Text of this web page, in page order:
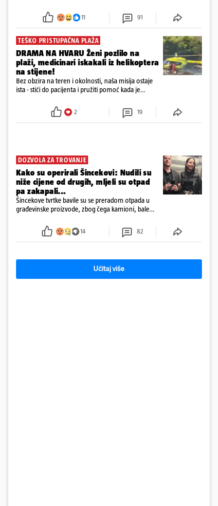
požar, rekao je vlasnik
11 91
TEŠKO PRISTUPAČNA PLAŽA
DRAMA NA HVARU Ženi pozlilo na
plaži, medicinari iskakali iz helikoptera
na stijene!
Bez obzira na teren i okolnosti, naša misija ostaje
ista - stići do pacijenta i pružiti pomoć kada je
2 19
DOZVOLA ZA TROVANJE
Kako su operirali Šincekovi: Nudili su
niže cijene od drugih, mljeli su otpad
pa zakapali...
Šincekove tvrtke bavile su se preradom otpada u
građevinske proizvode, zbog čega kamioni, bale
14 82
Učitaj više